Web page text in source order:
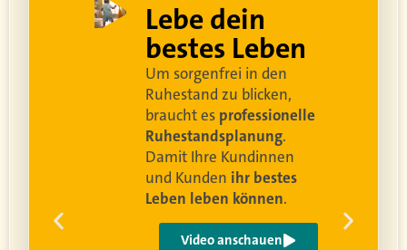
Lebe dein
bestes Leben
Um sorgenfrei in den
Ruhestand zu blicken,
braucht es professionelle
Ruhestandsplanung.
Damit Ihre Kundinnen
und Kunden ihr bestes
Leben leben können.
Video anschauen